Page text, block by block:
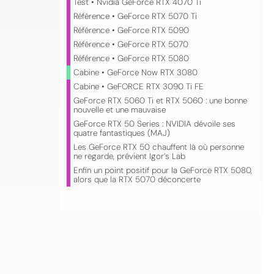
Test • Nvidia GeForce RTX 4070 Ti
Référence • GeForce RTX 5070 Ti
Référence • GeForce RTX 5090
Référence • GeForce RTX 5070
Référence • GeForce RTX 5080
Cabine • GeForce Now RTX 3080
Cabine • GeFORCE RTX 3090 Ti FE
GeForce RTX 5060 Ti et RTX 5060 : une bonne
nouvelle et une mauvaise
GeForce RTX 50 Series : NVIDIA dévoile ses
quatre fantastiques (MAJ)
Les GeForce RTX 50 chauffent là où personne
ne regarde, prévient Igor’s Lab
Enfin un point positif pour la GeForce RTX 5080,
alors que la RTX 5070 déconcerte